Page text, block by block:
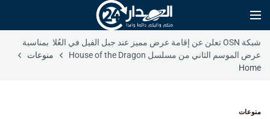
شبكة OSN تعلن عن إقامة عرض مميز عند جبل الفيل في العُلا بمناسبة
عرض الموسم الثاني من مسلسل House of the Dragon
منوعات
Home
منوعات